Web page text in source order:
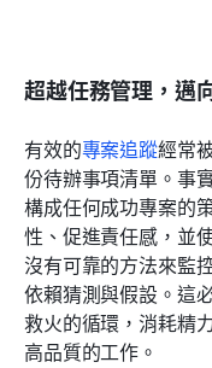
超越任務管理，邁
有效的專案追蹤經常
份待辦事項清單。事
構成任何成功專案的
性、促進責任感，並
沒有可靠的方法來監
依賴猜測與假設。這
救火的循環，消耗精
高品質的工作。